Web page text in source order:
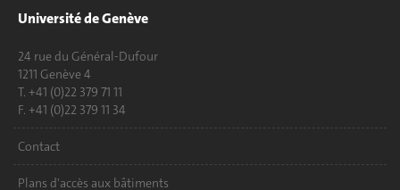
Université de Genève
24 rue du Général-Dufour
1211 Genève 4
T. +41 (0)22 379 71 11
F. +41 (0)22 379 11 34
Contact
Plans d'accès aux bâtiments